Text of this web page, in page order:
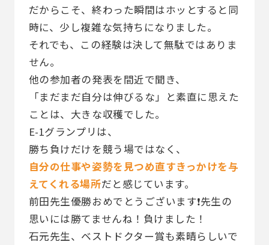
だからこそ、終わった瞬間はホッとすると同
時に、少し複雑な気持ちになりました。
それでも、この経験は決して無駄ではありま
せん。
他の参加者の発表を間近で聞き、
「まだまだ自分は伸びるな」と素直に思えた
ことは、大きな収穫でした。
E-1グランプリは、
勝ち負けだけを競う場ではなく、
自分の仕事や姿勢を見つめ直すきっかけを与
えてくれる場所だと感じています。
前田先生優勝おめでとうございます❗️先生の
思いには勝てませんね！負けました！
石元先生、ベストドクター賞も素晴らしいで